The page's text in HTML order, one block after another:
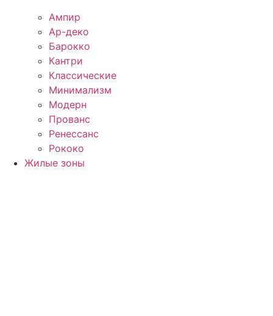
Ампир
Ар-деко
Барокко
Кантри
Классические
Минимализм
Модерн
Прованс
Ренессанс
Рококо
Жилые зоны